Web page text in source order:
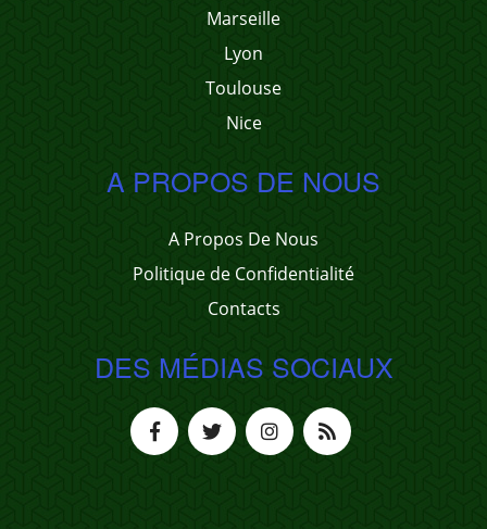
Marseille
Lyon
Toulouse
Nice
A PROPOS DE NOUS
A Propos De Nous
Politique de Confidentialité
Contacts
DES MÉDIAS SOCIAUX